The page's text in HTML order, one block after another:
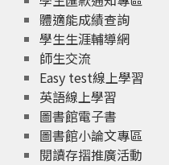
體適能成績查詢
學生生涯輔導網
師生交流
Easy test線上學習
英語線上學習
圖書館電子書
圖書館小論文專區
閱讀存摺推廣活動